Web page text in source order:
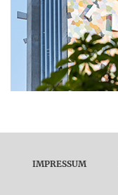
IMPRESSUM